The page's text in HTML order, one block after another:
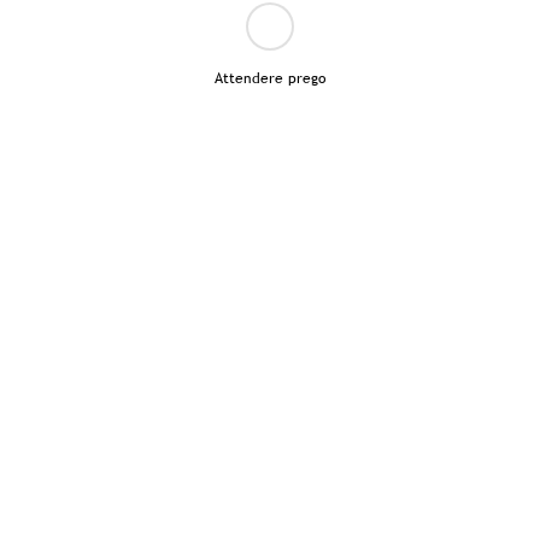
Attendere prego